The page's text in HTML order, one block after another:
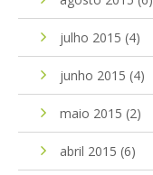
julho 2015 (4)
junho 2015 (4)
maio 2015 (2)
abril 2015 (6)